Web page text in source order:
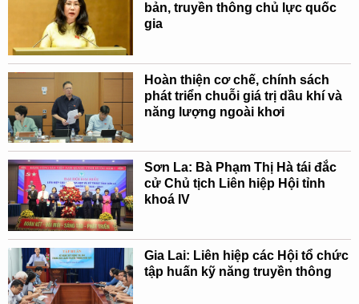
bản, truyền thông chủ lực quốc
gia
Hoàn thiện cơ chế, chính sách
phát triển chuỗi giá trị dầu khí và
năng lượng ngoài khơi
Sơn La: Bà Phạm Thị Hà tái đắc
cử Chủ tịch Liên hiệp Hội tỉnh
khoá IV
Gia Lai: Liên hiệp các Hội tổ chức
tập huấn kỹ năng truyền thông